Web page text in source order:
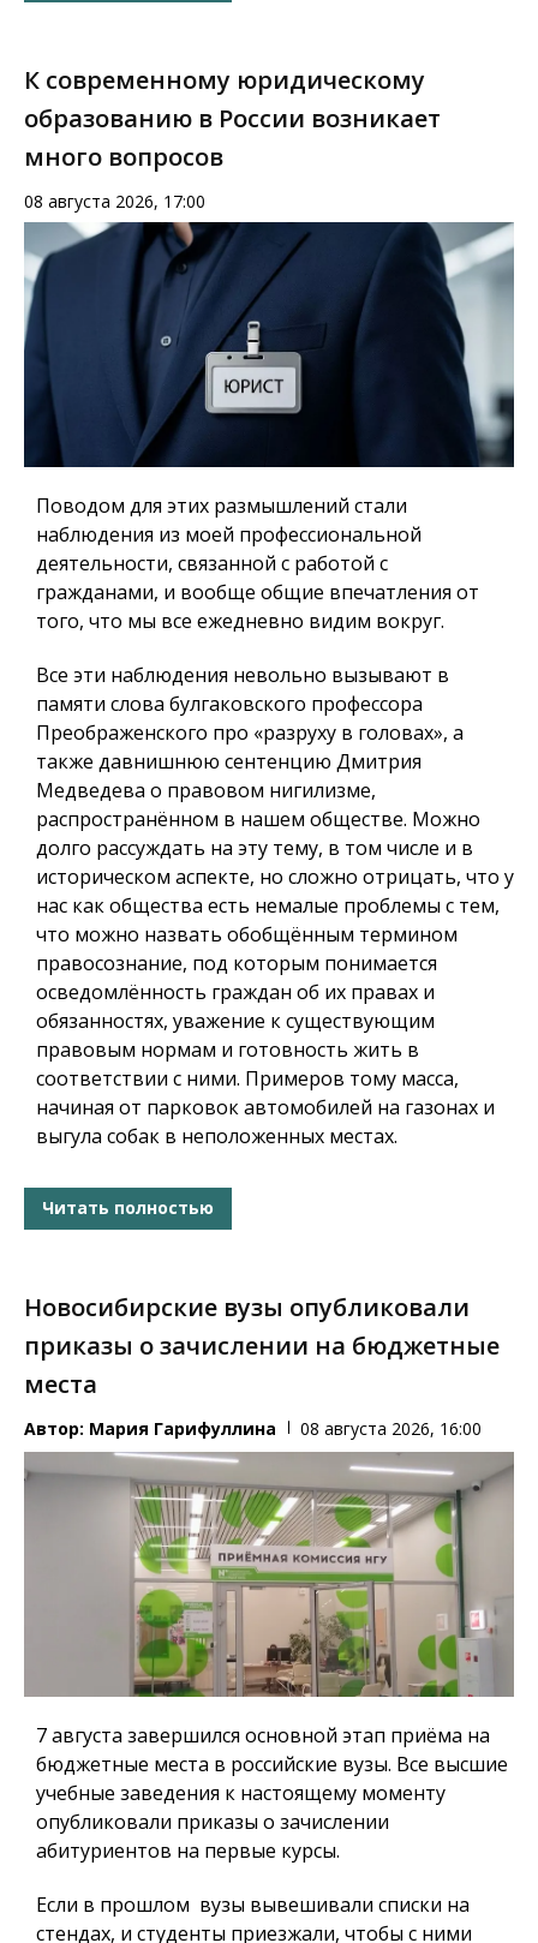
К современному юридическому
образованию в России возникает
много вопросов
08 августа 2026, 17:00
Поводом для этих размышлений стали
наблюдения из моей профессиональной
деятельности, связанной с работой с
гражданами, и вообще общие впечатления от
того, что мы все ежедневно видим вокруг.
Все эти наблюдения невольно вызывают в
памяти слова булгаковского профессора
Преображенского про «разруху в головах», а
также давнишнюю сентенцию Дмитрия
Медведева о правовом нигилизме,
распространённом в нашем обществе. Можно
долго рассуждать на эту тему, в том числе и в
историческом аспекте, но сложно отрицать, что у
нас как общества есть немалые проблемы с тем,
что можно назвать обобщённым термином
правосознание, под которым понимается
осведомлённость граждан об их правах и
обязанностях, уважение к существующим
правовым нормам и готовность жить в
соответствии с ними. Примеров тому масса,
начиная от парковок автомобилей на газонах и
выгула собак в неположенных местах.
Читать полностью
Новосибирские вузы опубликовали
приказы о зачислении на бюджетные
места
Автор: Мария Гарифуллина 08 августа 2026, 16:00
7 августа завершился основной этап приёма на
бюджетные места в российские вузы. Все высшие
учебные заведения к настоящему моменту
опубликовали приказы о зачислении
абитуриентов на первые курсы.
Если в прошлом вузы вывешивали списки на
стендах, и студенты приезжали, чтобы с ними